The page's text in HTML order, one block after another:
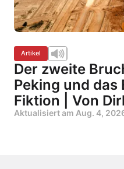
Artikel
Der zweite
Peking und das
Fiktion | Von
Aktualisiert am Aug. 4,